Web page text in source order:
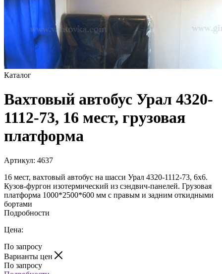
Каталог
Вахтовый автобус Урал 4320-
1112-73, 16 мест, грузовая
платформа
Артикул: 4637
16 мест, вахтовый автобус на шасси Урал 4320-1112-73, 6х6.
Кузов-фургон изотермический из сэндвич-панелей. Грузовая
платформа 1000*2500*600 мм с правым и задним откидными
бортами
Подробности
Цена:
По запросу
Варианты цен
По запросу